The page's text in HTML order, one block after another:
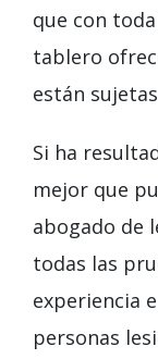
que con
tablero
están
Si ha
mejor que
abogado de
todas las
experiencia
personas